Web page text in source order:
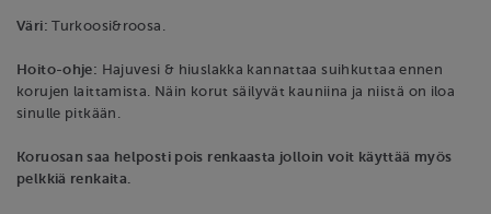
Väri: Turkoosi&roosa.
Hoito-ohje: Hajuvesi & hiuslakka kannattaa suihkuttaa ennen
korujen laittamista. Näin korut säilyvät kauniina ja niistä on iloa
sinulle pitkään.
Koruosan saa helposti pois renkaasta jolloin voit käyttää myös
pelkkiä renkaita.